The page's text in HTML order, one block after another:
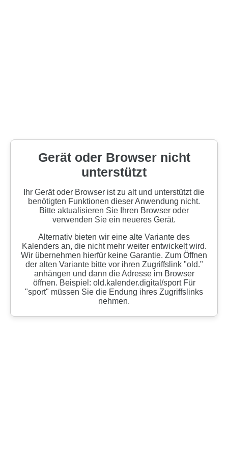
Gerät oder Browser nicht
unterstützt
Ihr Gerät oder Browser ist zu alt und unterstützt die
benötigten Funktionen dieser Anwendung nicht.
Bitte aktualisieren Sie Ihren Browser oder
verwenden Sie ein neueres Gerät.
Alternativ bieten wir eine alte Variante des
Kalenders an, die nicht mehr weiter entwickelt wird.
Wir übernehmen hierfür keine Garantie. Zum Öffnen
der alten Variante bitte vor ihren Zugriffslink "old."
anhängen und dann die Adresse im Browser
öffnen. Beispiel: old.kalender.digital/sport Für
"sport" müssen Sie die Endung ihres Zugriffslinks
nehmen.